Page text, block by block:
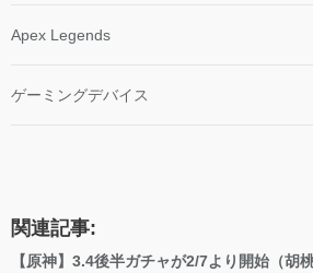
Apex Legends
ゲーミングデバイス
関連記事:
【原神】3.4後半ガチャが2/7より開始（胡